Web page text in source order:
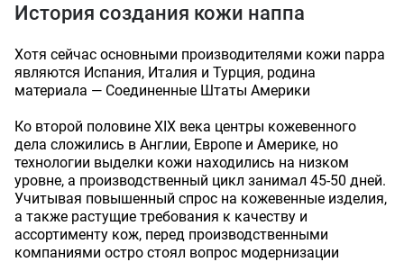
История создания кожи наппа
Хотя сейчас основными производителями кожи nappa
являются Испания, Италия и Турция, родина
материала — Соединенные Штаты Америки
Ко второй половине XIX века центры кожевенного
дела сложились в Англии, Европе и Америке, но
технологии выделки кожи находились на низком
уровне, а производственный цикл занимал 45-50 дней.
Учитывая повышенный спрос на кожевенные изделия,
а также растущие требования к качеству и
ассортименту кож, перед производственными
компаниями остро стоял вопрос модернизации